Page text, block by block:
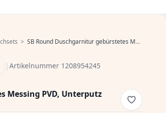
> SB Round Duschgarnitur gebürstetes Messing PVD, Unterputz komplett
|Artikelnummer 1208954245
Messing PVD, Unterputz